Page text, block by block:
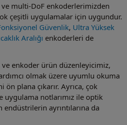
ve multi-DoF enkoderlerimizden
çeşitli uygulamalar için uygundur.
Güvenlik, Ultra Yüksek
Aralığı enkoderleri de
ve enkoder ürün düzenleyicimiz,
olmak üzere uyumlu okuma
ön plana çıkarır. Ayrıca, çok
uygulama notlarımız ile optik
ayrıntılarına da